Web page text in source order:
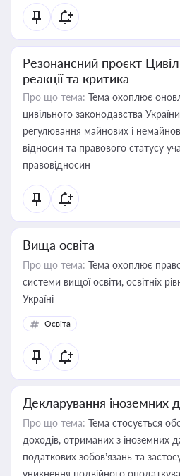
Резонансний проєкт
реакції та критика
Про що тема: Тема охоплює
цивільного законодавства
регулювання майнових і
відносин та правового статусу
правовідносин
Вища освіта
Про що тема: Тема охоплює
системи вищої освіти, освітніх
Україні
Освіта
Декларування іноземних
Про що тема: Тема стосується
доходів, отриманих з іноземних
податкових зобов’язань та
уникнення подвійного